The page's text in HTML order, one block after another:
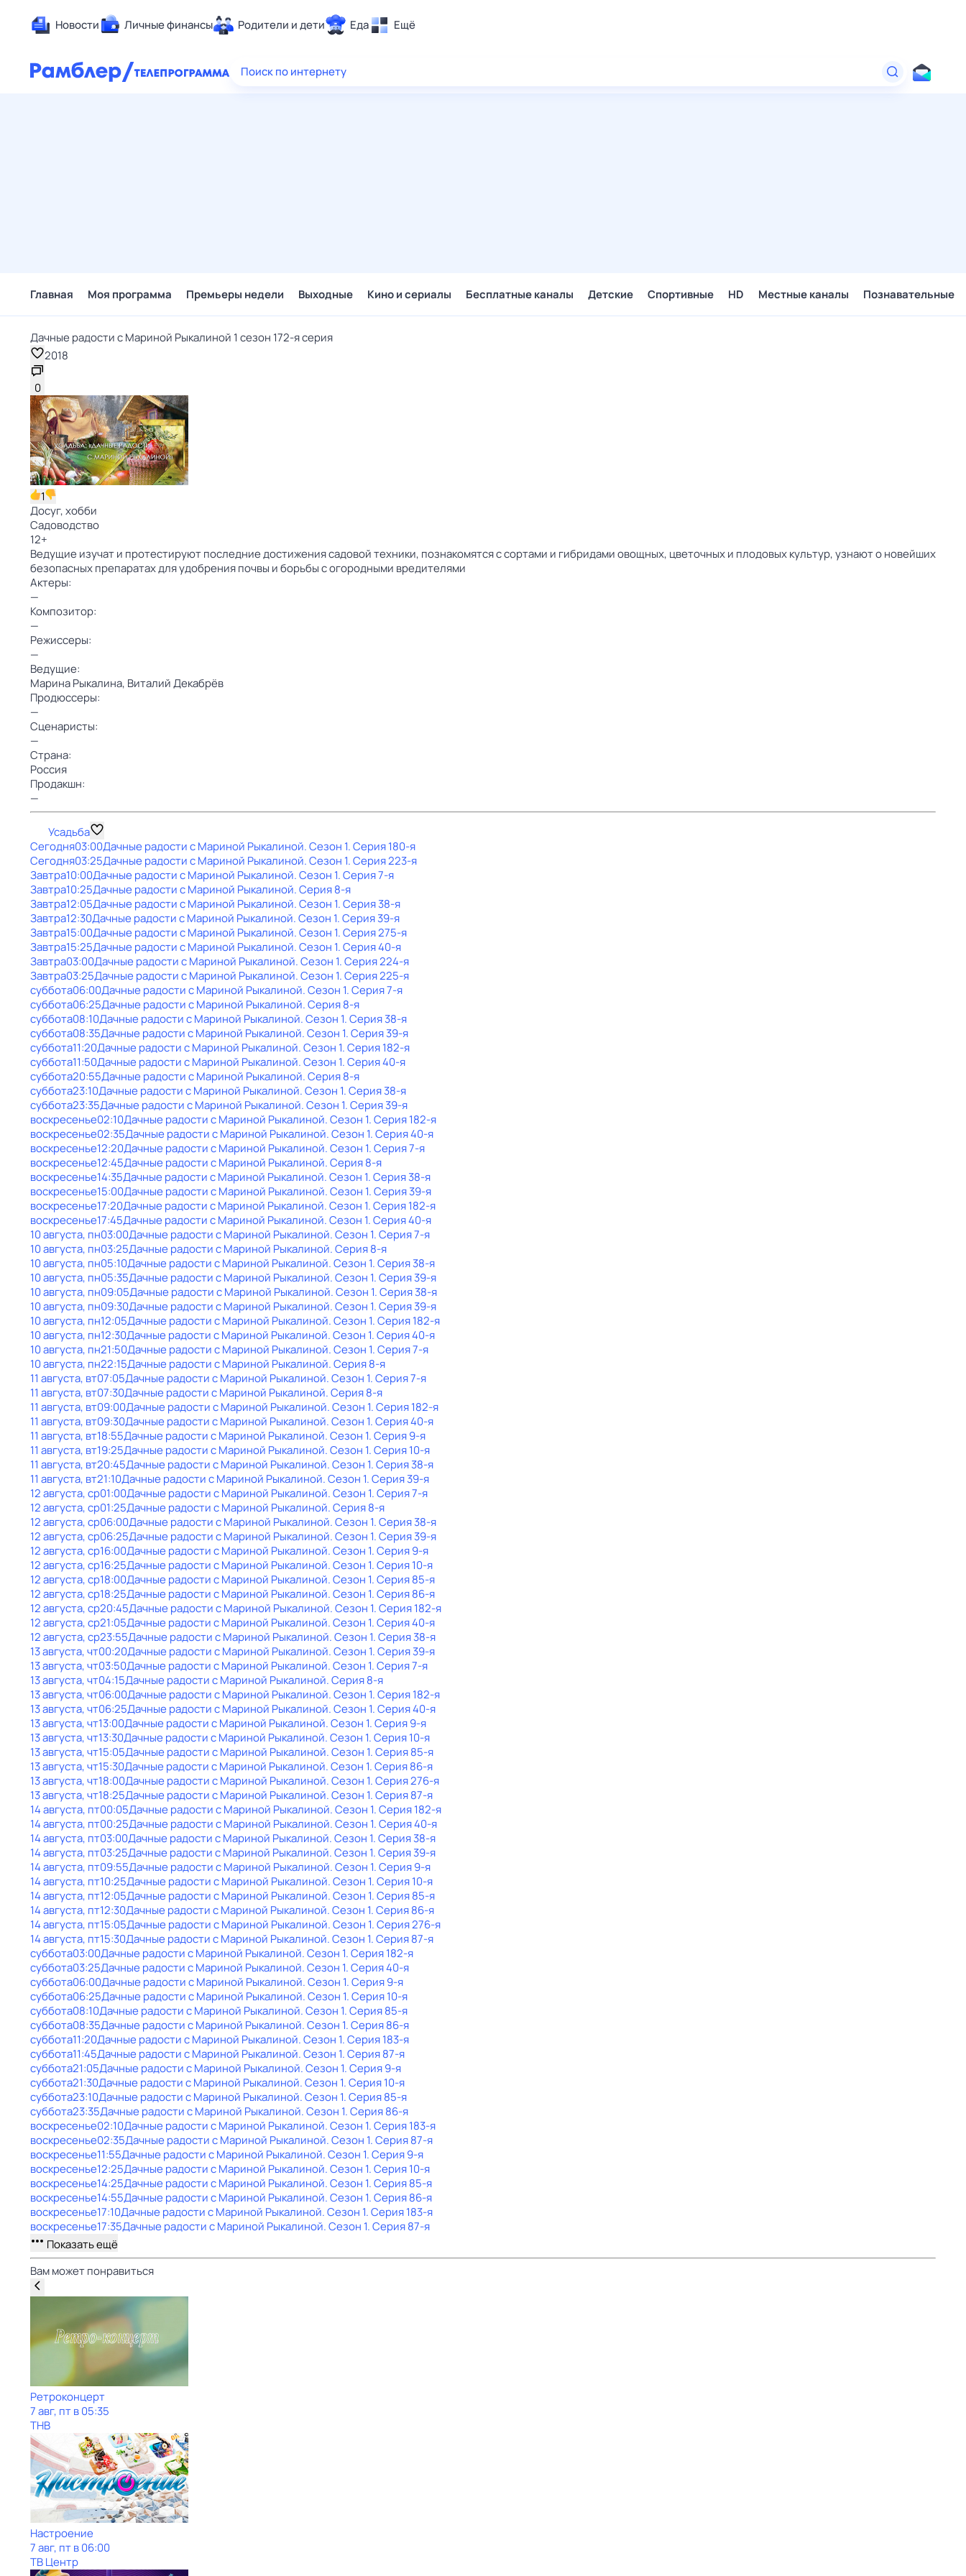
Новости Личные финансы Родители и дети Еда Ещё
Здоровье
Поиск по интернету
Главная Моя программа Премьеры недели Выходные Кино и сериалы Бесплатные каналы Детские Спортивные HD Местные каналы Познавательные
Дачные радости с Мариной Рыкалиной 1 сезон 172-я серия
2018
0
1
Досуг, хобби
Садоводство
12+
Ведущие изучат и протестируют последние достижения садовой техники, познакомятся с сортами и гибридами овощных, цветочных и плодовых культур, узнают о новейших
безопасных препаратах для удобрения почвы и борьбы с огородными вредителями
Актеры:
—
Композитор:
—
Режиссеры:
—
Ведущие:
Марина Рыкалина, Bиталий Декабрёв
Продюссеры:
—
Сценаристы:
—
Страна:
Россия
Продакшн:
—
Усадьба
Сегодня03:00Дачные радости с Мариной Рыкалиной. Сезон 1. Серия 180-я
Сегодня03:25Дачные радости с Мариной Рыкалиной. Сезон 1. Серия 223-я
Завтра10:00Дачные радости с Мариной Рыкалиной. Сезон 1. Серия 7-я
Завтра10:25Дачные радости с Мариной Рыкалиной. Серия 8-я
Завтра12:05Дачные радости с Мариной Рыкалиной. Сезон 1. Серия 38-я
Завтра12:30Дачные радости с Мариной Рыкалиной. Сезон 1. Серия 39-я
Завтра15:00Дачные радости с Мариной Рыкалиной. Сезон 1. Серия 275-я
Завтра15:25Дачные радости с Мариной Рыкалиной. Сезон 1. Серия 40-я
Завтра03:00Дачные радости с Мариной Рыкалиной. Сезон 1. Серия 224-я
Завтра03:25Дачные радости с Мариной Рыкалиной. Сезон 1. Серия 225-я
суббота06:00Дачные радости с Мариной Рыкалиной. Сезон 1. Серия 7-я
суббота06:25Дачные радости с Мариной Рыкалиной. Серия 8-я
суббота08:10Дачные радости с Мариной Рыкалиной. Сезон 1. Серия 38-я
суббота08:35Дачные радости с Мариной Рыкалиной. Сезон 1. Серия 39-я
суббота11:20Дачные радости с Мариной Рыкалиной. Сезон 1. Серия 182-я
суббота11:50Дачные радости с Мариной Рыкалиной. Сезон 1. Серия 40-я
суббота20:55Дачные радости с Мариной Рыкалиной. Серия 8-я
суббота23:10Дачные радости с Мариной Рыкалиной. Сезон 1. Серия 38-я
суббота23:35Дачные радости с Мариной Рыкалиной. Сезон 1. Серия 39-я
воскресенье02:10Дачные радости с Мариной Рыкалиной. Сезон 1. Серия 182-я
воскресенье02:35Дачные радости с Мариной Рыкалиной. Сезон 1. Серия 40-я
воскресенье12:20Дачные радости с Мариной Рыкалиной. Сезон 1. Серия 7-я
воскресенье12:45Дачные радости с Мариной Рыкалиной. Серия 8-я
воскресенье14:35Дачные радости с Мариной Рыкалиной. Сезон 1. Серия 38-я
воскресенье15:00Дачные радости с Мариной Рыкалиной. Сезон 1. Серия 39-я
воскресенье17:20Дачные радости с Мариной Рыкалиной. Сезон 1. Серия 182-я
воскресенье17:45Дачные радости с Мариной Рыкалиной. Сезон 1. Серия 40-я
10 августа, пн03:00Дачные радости с Мариной Рыкалиной. Сезон 1. Серия 7-я
10 августа, пн03:25Дачные радости с Мариной Рыкалиной. Серия 8-я
10 августа, пн05:10Дачные радости с Мариной Рыкалиной. Сезон 1. Серия 38-я
10 августа, пн05:35Дачные радости с Мариной Рыкалиной. Сезон 1. Серия 39-я
10 августа, пн09:05Дачные радости с Мариной Рыкалиной. Сезон 1. Серия 38-я
10 августа, пн09:30Дачные радости с Мариной Рыкалиной. Сезон 1. Серия 39-я
10 августа, пн12:05Дачные радости с Мариной Рыкалиной. Сезон 1. Серия 182-я
10 августа, пн12:30Дачные радости с Мариной Рыкалиной. Сезон 1. Серия 40-я
10 августа, пн21:50Дачные радости с Мариной Рыкалиной. Сезон 1. Серия 7-я
10 августа, пн22:15Дачные радости с Мариной Рыкалиной. Серия 8-я
11 августа, вт07:05Дачные радости с Мариной Рыкалиной. Сезон 1. Серия 7-я
11 августа, вт07:30Дачные радости с Мариной Рыкалиной. Серия 8-я
11 августа, вт09:00Дачные радости с Мариной Рыкалиной. Сезон 1. Серия 182-я
11 августа, вт09:30Дачные радости с Мариной Рыкалиной. Сезон 1. Серия 40-я
11 августа, вт18:55Дачные радости с Мариной Рыкалиной. Сезон 1. Серия 9-я
11 августа, вт19:25Дачные радости с Мариной Рыкалиной. Сезон 1. Серия 10-я
11 августа, вт20:45Дачные радости с Мариной Рыкалиной. Сезон 1. Серия 38-я
11 августа, вт21:10Дачные радости с Мариной Рыкалиной. Сезон 1. Серия 39-я
12 августа, ср01:00Дачные радости с Мариной Рыкалиной. Сезон 1. Серия 7-я
12 августа, ср01:25Дачные радости с Мариной Рыкалиной. Серия 8-я
12 августа, ср06:00Дачные радости с Мариной Рыкалиной. Сезон 1. Серия 38-я
12 августа, ср06:25Дачные радости с Мариной Рыкалиной. Сезон 1. Серия 39-я
12 августа, ср16:00Дачные радости с Мариной Рыкалиной. Сезон 1. Серия 9-я
12 августа, ср16:25Дачные радости с Мариной Рыкалиной. Сезон 1. Серия 10-я
12 августа, ср18:00Дачные радости с Мариной Рыкалиной. Сезон 1. Серия 85-я
12 августа, ср18:25Дачные радости с Мариной Рыкалиной. Сезон 1. Серия 86-я
12 августа, ср20:45Дачные радости с Мариной Рыкалиной. Сезон 1. Серия 182-я
12 августа, ср21:05Дачные радости с Мариной Рыкалиной. Сезон 1. Серия 40-я
12 августа, ср23:55Дачные радости с Мариной Рыкалиной. Сезон 1. Серия 38-я
13 августа, чт00:20Дачные радости с Мариной Рыкалиной. Сезон 1. Серия 39-я
13 августа, чт03:50Дачные радости с Мариной Рыкалиной. Сезон 1. Серия 7-я
13 августа, чт04:15Дачные радости с Мариной Рыкалиной. Серия 8-я
13 августа, чт06:00Дачные радости с Мариной Рыкалиной. Сезон 1. Серия 182-я
13 августа, чт06:25Дачные радости с Мариной Рыкалиной. Сезон 1. Серия 40-я
13 августа, чт13:00Дачные радости с Мариной Рыкалиной. Сезон 1. Серия 9-я
13 августа, чт13:30Дачные радости с Мариной Рыкалиной. Сезон 1. Серия 10-я
13 августа, чт15:05Дачные радости с Мариной Рыкалиной. Сезон 1. Серия 85-я
13 августа, чт15:30Дачные радости с Мариной Рыкалиной. Сезон 1. Серия 86-я
13 августа, чт18:00Дачные радости с Мариной Рыкалиной. Сезон 1. Серия 276-я
13 августа, чт18:25Дачные радости с Мариной Рыкалиной. Сезон 1. Серия 87-я
14 августа, пт00:05Дачные радости с Мариной Рыкалиной. Сезон 1. Серия 182-я
14 августа, пт00:25Дачные радости с Мариной Рыкалиной. Сезон 1. Серия 40-я
14 августа, пт03:00Дачные радости с Мариной Рыкалиной. Сезон 1. Серия 38-я
14 августа, пт03:25Дачные радости с Мариной Рыкалиной. Сезон 1. Серия 39-я
14 августа, пт09:55Дачные радости с Мариной Рыкалиной. Сезон 1. Серия 9-я
14 августа, пт10:25Дачные радости с Мариной Рыкалиной. Сезон 1. Серия 10-я
14 августа, пт12:05Дачные радости с Мариной Рыкалиной. Сезон 1. Серия 85-я
14 августа, пт12:30Дачные радости с Мариной Рыкалиной. Сезон 1. Серия 86-я
14 августа, пт15:05Дачные радости с Мариной Рыкалиной. Сезон 1. Серия 276-я
14 августа, пт15:30Дачные радости с Мариной Рыкалиной. Сезон 1. Серия 87-я
суббота03:00Дачные радости с Мариной Рыкалиной. Сезон 1. Серия 182-я
суббота03:25Дачные радости с Мариной Рыкалиной. Сезон 1. Серия 40-я
суббота06:00Дачные радости с Мариной Рыкалиной. Сезон 1. Серия 9-я
суббота06:25Дачные радости с Мариной Рыкалиной. Сезон 1. Серия 10-я
суббота08:10Дачные радости с Мариной Рыкалиной. Сезон 1. Серия 85-я
суббота08:35Дачные радости с Мариной Рыкалиной. Сезон 1. Серия 86-я
суббота11:20Дачные радости с Мариной Рыкалиной. Сезон 1. Серия 183-я
суббота11:45Дачные радости с Мариной Рыкалиной. Сезон 1. Серия 87-я
суббота21:05Дачные радости с Мариной Рыкалиной. Сезон 1. Серия 9-я
суббота21:30Дачные радости с Мариной Рыкалиной. Сезон 1. Серия 10-я
суббота23:10Дачные радости с Мариной Рыкалиной. Сезон 1. Серия 85-я
суббота23:35Дачные радости с Мариной Рыкалиной. Сезон 1. Серия 86-я
воскресенье02:10Дачные радости с Мариной Рыкалиной. Сезон 1. Серия 183-я
воскресенье02:35Дачные радости с Мариной Рыкалиной. Сезон 1. Серия 87-я
воскресенье11:55Дачные радости с Мариной Рыкалиной. Сезон 1. Серия 9-я
воскресенье12:25Дачные радости с Мариной Рыкалиной. Сезон 1. Серия 10-я
воскресенье14:25Дачные радости с Мариной Рыкалиной. Сезон 1. Серия 85-я
воскресенье14:55Дачные радости с Мариной Рыкалиной. Сезон 1. Серия 86-я
воскресенье17:10Дачные радости с Мариной Рыкалиной. Сезон 1. Серия 183-я
воскресенье17:35Дачные радости с Мариной Рыкалиной. Сезон 1. Серия 87-я
Показать ещё
Вам может понравиться
Ретроконцерт
7 авг, пт в 05:35
ТНВ
Настроение
7 авг, пт в 06:00
ТВ Центр